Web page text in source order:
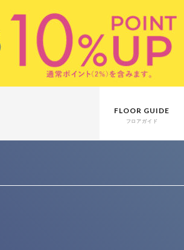
FLOOR GUIDE
フロアガイド